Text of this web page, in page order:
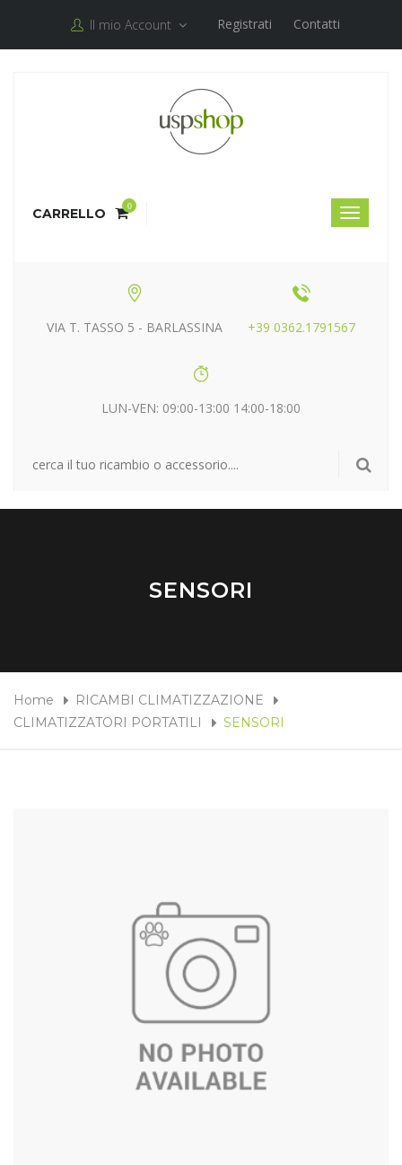
Il mio Account Registrati Contatti
CARRELLO 0
VIA T. TASSO 5 - BARLASSINA +39 0362.1791567
LUN-VEN: 09:00-13:00 14:00-18:00
SENSORI
Home
RICAMBI CLIMATIZZAZIONE
CLIMATIZZATORI PORTATILI
SENSORI